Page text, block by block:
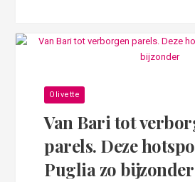
Olivette
Van Bari tot
parels. Deze
Puglia zo bijzonder